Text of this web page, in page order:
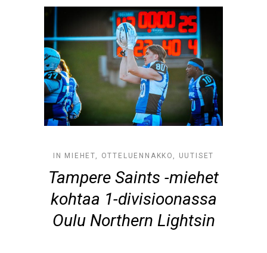
IN MIEHET, OTTELUENNAKKO , UUTISET
Tampere Saints -miehet
kohtaa 1-divisioonassa
Oulu Northern Lightsin